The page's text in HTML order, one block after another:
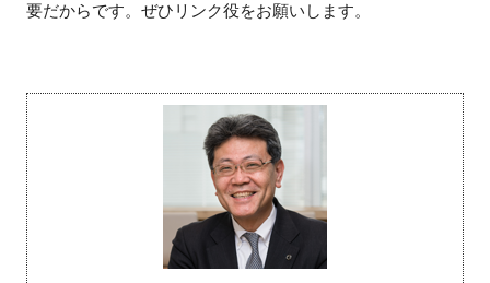
要だからです。ぜひリンク役をお願いします。